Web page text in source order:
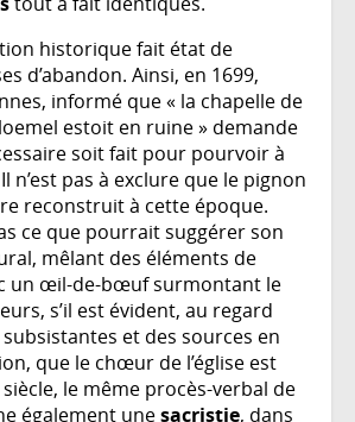
historique fait état de
d’abandon. Ainsi, en 1699,
informé que « la chapelle de
estoit en ruine » demande
soit fait pour pourvoir à
n’est pas à exclure que le pignon
reconstruit à cette époque.
ce que pourrait suggérer son
mêlant des éléments de
un œil-de-bœuf surmontant le
s’il est évident, au regard
et des sources en
que le chœur de l’église est
siècle, le même procès-verbal de
également unesacristie, dans